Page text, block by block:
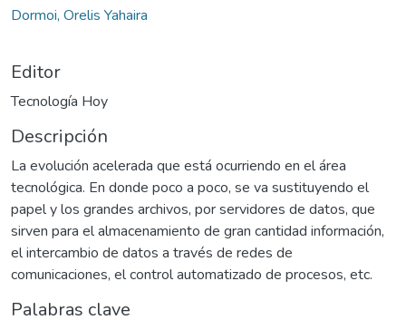
Dormoi, Orelis Yahaira
Editor
Tecnología Hoy
Descripción
La evolución acelerada que está ocurriendo en el área
tecnológica. En donde poco a poco, se va sustituyendo el
papel y los grandes archivos, por servidores de datos, que
sirven para el almacenamiento de gran cantidad información,
el intercambio de datos a través de redes de
comunicaciones, el control automatizado de procesos, etc.
Palabras clave